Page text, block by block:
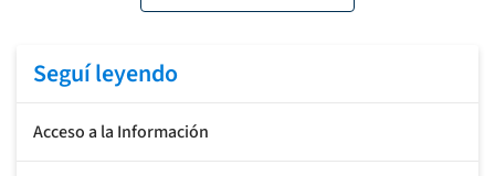
Seguí leyendo
Acceso a la Información